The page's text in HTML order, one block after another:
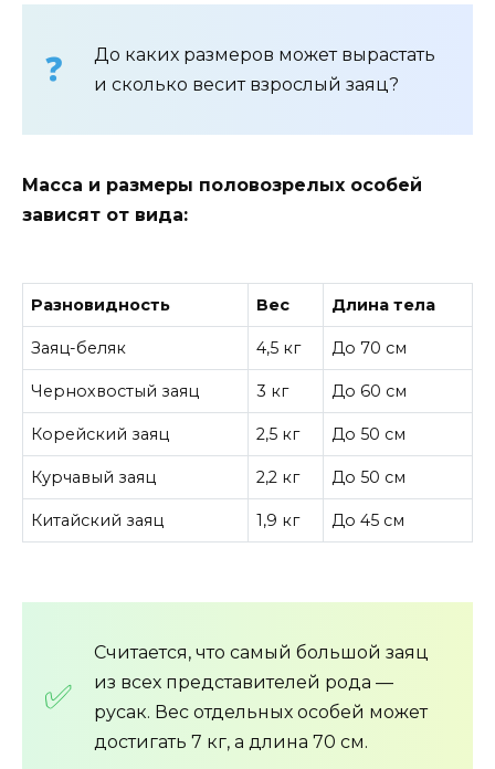
До каких размеров может вырастать
и сколько весит взрослый заяц?
Масса и размеры половозрелых особей
зависят от вида:
Разновидность Вес Длина тела
Заяц-беляк 4,5 кг До 70 см
Чернохвостый заяц 3 кг До 60 см
Корейский заяц 2,5 кг До 50 см
Курчавый заяц 2,2 кг До 50 см
Китайский заяц 1,9 кг До 45 см
Считается, что самый большой заяц
из всех представителей рода —
русак. Вес отдельных особей может
достигать 7 кг, а длина 70 см.